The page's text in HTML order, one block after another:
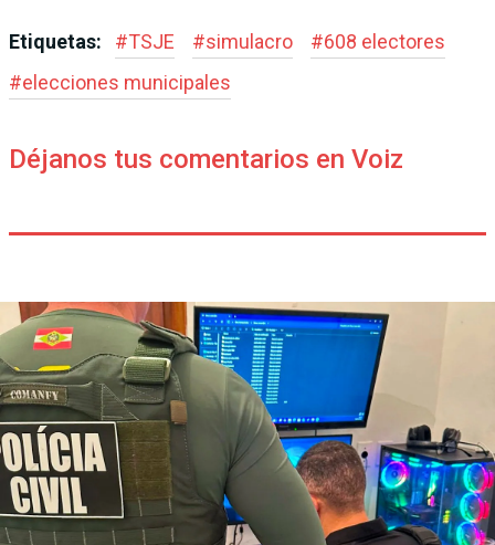
Etiquetas: #TSJE #simulacro #608 electores
#elecciones municipales
Déjanos tus comentarios en Voiz